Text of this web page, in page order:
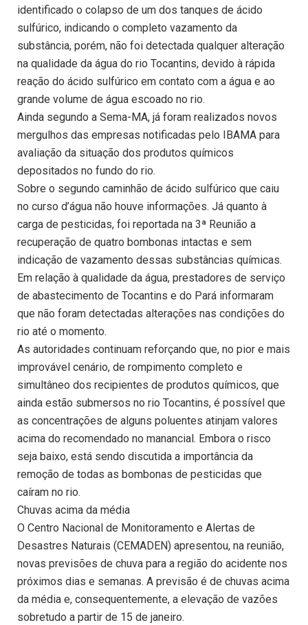
identificado o colapso de um dos tanques de ácido
sulfúrico, indicando o completo vazamento da
substância, porém, não foi detectada qualquer alteração
na qualidade da água do rio Tocantins, devido à rápida
reação do ácido sulfúrico em contato com a água e ao
grande volume de água escoado no rio.
Ainda segundo a Sema-MA, já foram realizados novos
mergulhos das empresas notificadas pelo IBAMA para
avaliação da situação dos produtos químicos
depositados no fundo do rio.
Sobre o segundo caminhão de ácido sulfúrico que caiu
no curso d’água não houve informações. Já quanto à
carga de pesticidas, foi reportada na 3ª Reunião a
recuperação de quatro bombonas intactas e sem
indicação de vazamento dessas substâncias químicas.
Em relação à qualidade da água, prestadores de serviço
de abastecimento de Tocantins e do Pará informaram
que não foram detectadas alterações nas condições do
rio até o momento.
As autoridades continuam reforçando que, no pior e mais
improvável cenário, de rompimento completo e
simultâneo dos recipientes de produtos químicos, que
ainda estão submersos no rio Tocantins, é possível que
as concentrações de alguns poluentes atinjam valores
acima do recomendado no manancial. Embora o risco
seja baixo, está sendo discutida a importância da
remoção de todas as bombonas de pesticidas que
caíram no rio.
Chuvas acima da média
O Centro Nacional de Monitoramento e Alertas de
Desastres Naturais (CEMADEN) apresentou, na reunião,
novas previsões de chuva para a região do acidente nos
próximos dias e semanas. A previsão é de chuvas acima
da média e, consequentemente, a elevação de vazões
sobretudo a partir de 15 de janeiro.